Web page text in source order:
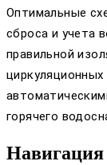
Оптимальные
сброса и учета
правильной
горячего
Навигация